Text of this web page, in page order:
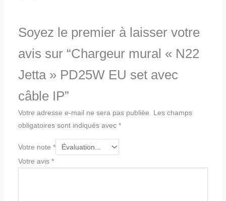
Soyez le premier à laisser votre
avis sur “Chargeur mural « N22
Jetta » PD25W EU set avec
câble IP”
Votre adresse e-mail ne sera pas publiée.
Les champs
obligatoires sont indiqués avec *
Votre note *
Votre avis *